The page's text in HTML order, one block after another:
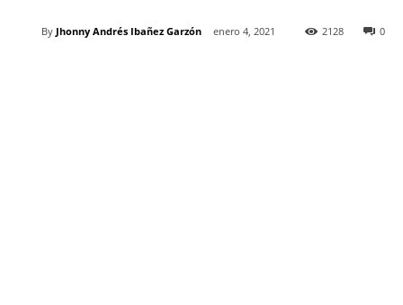
By Jhonny Andrés Ibañez Garzón enero 4, 2021 0
2128